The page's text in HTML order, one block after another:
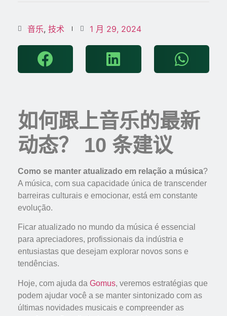
音乐, 技术 1 月 29, 2024
如何跟上音乐的最新
动态？ 10 条建议
Como se manter atualizado em relação a música?
A música, com sua capacidade única de transcender
barreiras culturais e emocionar, está em constante
evolução.
Ficar atualizado no mundo da música é essencial
para apreciadores, profissionais da indústria e
entusiastas que desejam explorar novos sons e
tendências.
Hoje, com ajuda da Gomus, veremos estratégias que
podem ajudar você a se manter sintonizado com as
últimas novidades musicais e compreender as